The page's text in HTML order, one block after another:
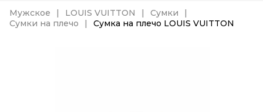
Мужское LOUIS VUITTON
Сумки
Сумки на плечо
Сумка на плечо LOUIS VUITTON